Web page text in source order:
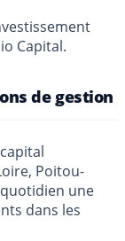
Capital.
de gestion
Poitou-
une
dans les